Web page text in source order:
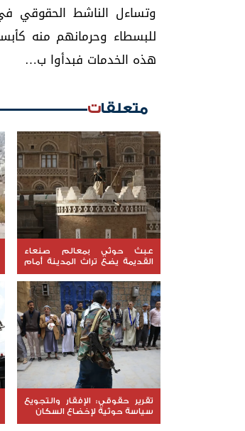
وتساءل الناشط الحقوقي
للبسطاء وحرمانهم منه
هذه الخدمات فبدأوا ب…
متعلقات
عبث حوثي بمعالم صنعاء
القديمة يضع تراث المدينة أمام
خطر الزوال
تقرير حقوقي: الإفقار والتجويع
سياسة حوثية لإخضاع السكان